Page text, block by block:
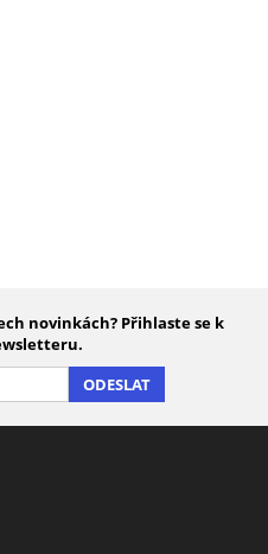
novinkách? Přihlaste se k
ODESLAT